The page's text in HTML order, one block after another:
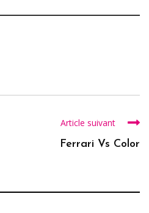
Article suivant
Ferrari Vs Color